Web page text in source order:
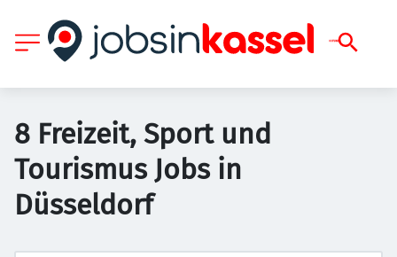
8 Freizeit, Sport und
Tourismus Jobs in
Düsseldorf